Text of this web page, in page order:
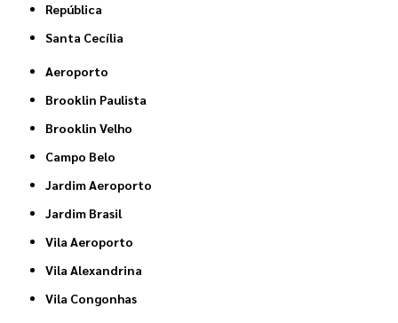
República
Santa Cecília
Aeroporto
Brooklin Paulista
Brooklin Velho
Campo Belo
Jardim Aeroporto
Jardim Brasil
Vila Aeroporto
Vila Alexandrina
Vila Congonhas